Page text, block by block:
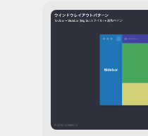
のUIデザインに焦点
プリケーションを設
主張方法、プラット
よび文化尊重との塩